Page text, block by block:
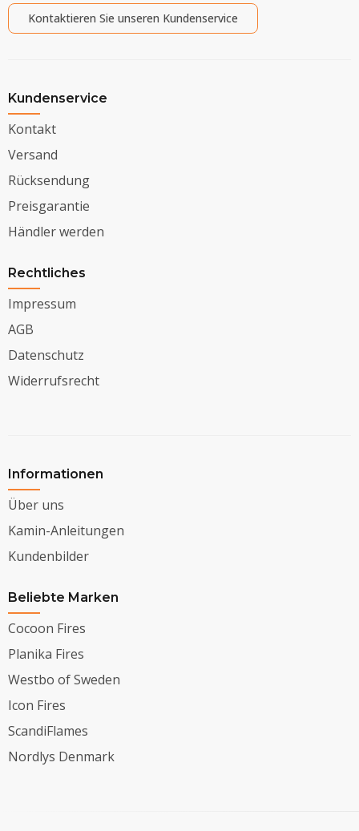
Kontaktieren Sie unseren Kundenservice
Kundenservice
Kontakt
Versand
Rücksendung
Preisgarantie
Händler werden
Rechtliches
Impressum
AGB
Datenschutz
Widerrufsrecht
Informationen
Über uns
Kamin-Anleitungen
Kundenbilder
Beliebte Marken
Cocoon Fires
Planika Fires
Westbo of Sweden
Icon Fires
ScandiFlames
Nordlys Denmark